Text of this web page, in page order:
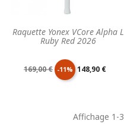
Raquette Yonex VCore Alpha L
Ruby Red 2026
Prix
169,00 € -11% Prix
148,90 €
Affichage 1-